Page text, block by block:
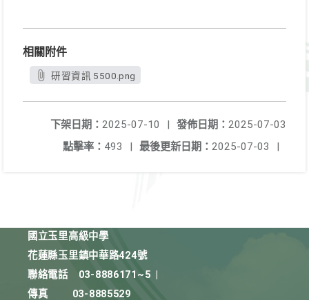
相關附件
研習資訊 5500.png
發佈日期： 2025-07-03
下架日期： 2025-07-10
|
最後更新日期： 2025-07-03 |
點擊率： 493 |
國立玉里高級中學
花蓮縣玉里鎮中華路424號
聯絡電話
03-8886171~5
傳真
03-8885529